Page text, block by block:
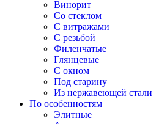
Винорит
Со стеклом
С витражами
С резьбой
Филенчатые
Глянцевые
С окном
Под старину
Из нержавеющей стали
По особенностям
Элитные